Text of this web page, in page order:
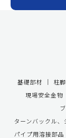
基礎部材 柱
現場安全金物
ターンバックル、
パイプ用溶接部品